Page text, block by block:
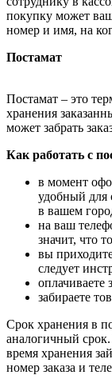
покупку может
номер и имя, на
Постамат
Постамат – это
хранения
может забрать
Как работать с
в момент
удобный для
в вашем
на ваш
значит, что
вы
следует
оплачиваете
забираете
Срок хранения в
аналогичный
время хранения
номер заказа и